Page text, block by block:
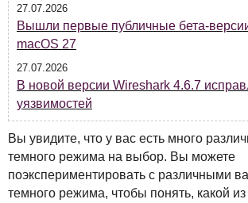
27.07.2026
Вышли первые публичные бета-
macOS 27
27.07.2026
В новой версии Wireshark 4.6.7
уязвимостей
Вы увидите, что у вас есть много
темного режима на выбор. Вы можете
поэкспериментировать с различными
темного режима, чтобы понять, какой